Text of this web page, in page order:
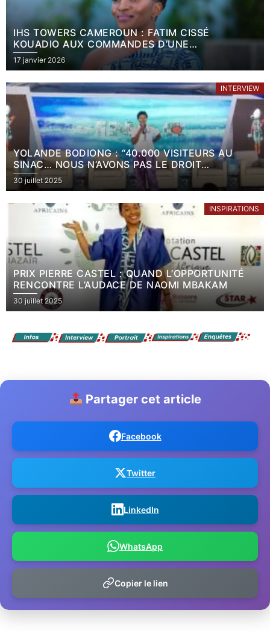
IHS TOWERS CAMEROUN : FATIM CISSÉ
KOUADIO AUX COMMANDES D’UNE
INFRASTRUCTURE STRATÉGIQUE
17 janvier 2026
INTERVIEW
YOLANDE BODIONG : “40.000 VISITEURS AU
SINAC… NOUS N’AVONS PAS LE DROIT
D’ARRÊTER”
30 juillet 2025
INSPIRATIONS
PRIX PIERRE CASTEL : QUAND L’OPPORTUNITÉ
RENCONTRE L’AUDACE DE NAOMI MBAKAM
30 juillet 2025
Partager cet article
Facebook
Twitter
LinkedIn
WhatsApp
Copier le lien